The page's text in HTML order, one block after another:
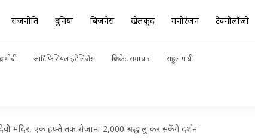
राजनीति दुनिया बिज़नेस खेलकूद मनोरंजन टेक्नोलॉजी
मोदी आर्टिफिशियल इंटेलिजेंस क्रिकेट समाचार राहुल गांधी
मंदिर, एक हफ्ते तक रोजाना 2,000 श्रद्धालु कर सकेंगे दर्शन